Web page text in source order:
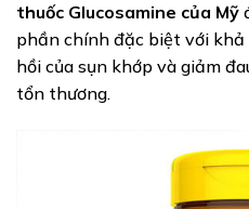
thuốc Glucosamine của Mỹ
phần chính đặc biệt với
hồi của sụn khớp và giảm
tổn thương.